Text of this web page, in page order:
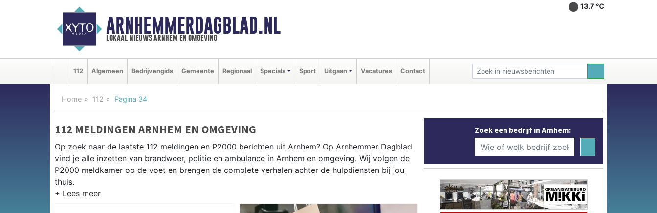
ARNHEMMERDAGBLAD.NL
lokaal nieuws arnhem en omgeving
13.7 ℃
112 Algemeen Bedrijvengids Gemeente Regionaal Specials Sport Uitgaan Vacatures Contact
Home 112 Pagina 34
112 MELDINGEN ARNHEM EN OMGEVING
Op zoek naar de laatste 112 meldingen en P2000 berichten uit Arnhem? Op Arnhemmer Dagblad
vind je alle inzetten van brandweer, politie en ambulance in Arnhem en omgeving. Wij volgen de
P2000 meldkamer op de voet en brengen de complete verhalen achter de hulpdiensten bij jou
thuis.
Zoek een bedrijf in Arnhem: